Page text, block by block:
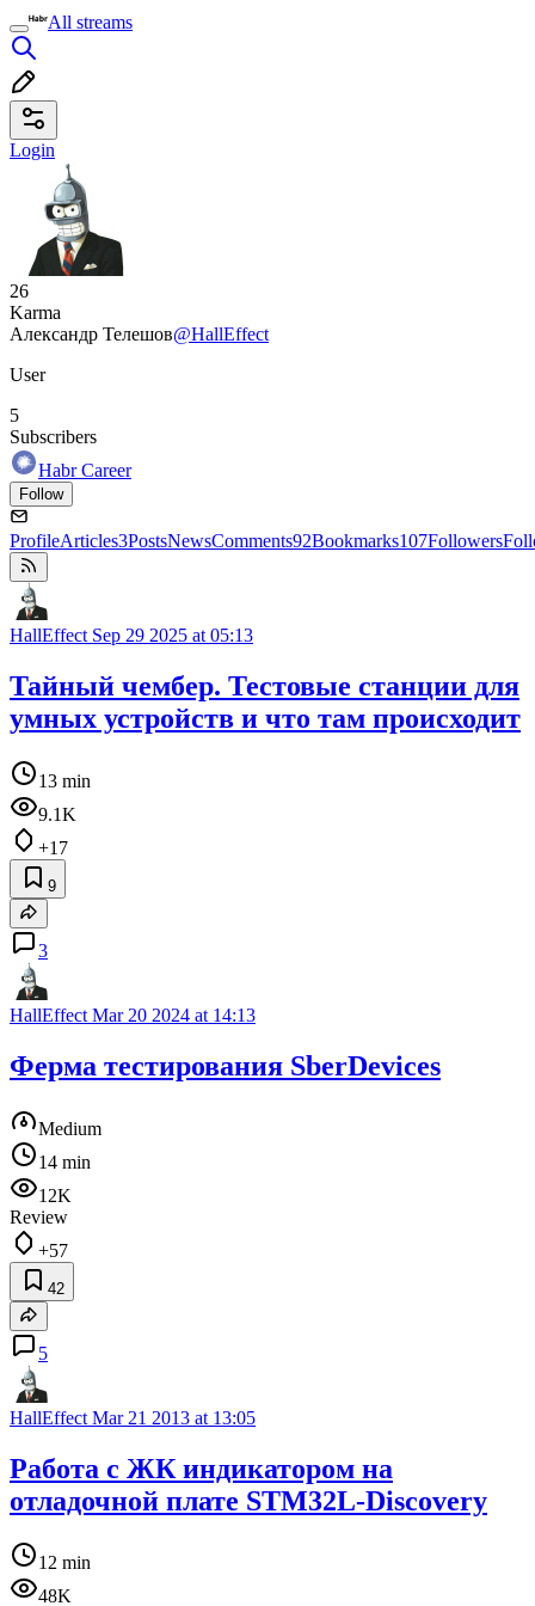
All streams
Login
26
Karma
Александр Телешов@HallEffect
User
5
Subscribers
Habr Career
Follow
ProfileArticles3PostsNewsComments92Bookmarks107Followers
HallEffect Sep 29 2025 at 05:13
Тайный чембер. Тестовые станции для
умных устройств и что там происходит
13 min
9.1K
+17
9
3
HallEffect Mar 20 2024 at 14:13
Ферма тестирования SberDevices
Medium
14 min
12K
Review
+57
42
5
HallEffect Mar 21 2013 at 13:05
Работа с ЖК индикатором на
отладочной плате STM32L-Discovery
12 min
48K